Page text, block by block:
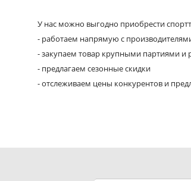
У нас можно выгодно приобрести
- работаем напрямую с
- закупаем товар крупными партиями и
- предлагаем сезонные скидки
- отслеживаем цены конкурентов и